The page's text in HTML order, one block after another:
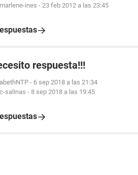
marlene-ines - 23 feb 2012 a las 23:45
respuesta!!!
- 6 sep 2018 a las 21:34
c-salinas - 8 sep 2018 a las 19:45